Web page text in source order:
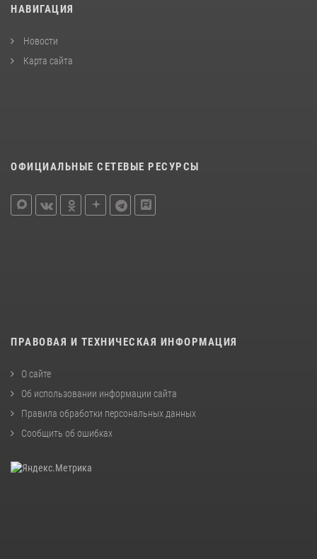
НАВИГАЦИЯ
Новости
Карта сайта
ОФИЦИАЛЬНЫЕ СЕТЕВЫЕ РЕСУРСЫ
ПРАВОВАЯ И ТЕХНИЧЕСКАЯ ИНФОРМАЦИЯ
О сайте
Об использовании информации сайта
Правила обработки персональных данных
Сообщить об ошибках